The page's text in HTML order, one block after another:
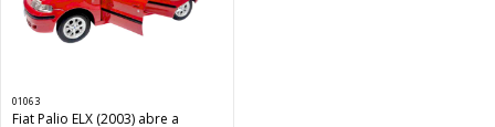
01063
Fiat Palio ELX (2003) abre a